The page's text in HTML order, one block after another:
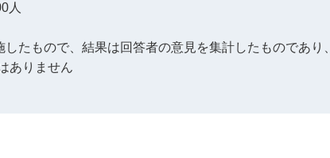
人
たもので、結果は回答者の意見を集計したものであり、
ありません